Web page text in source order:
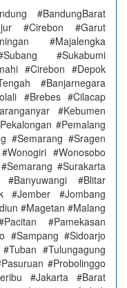
#BandungBarat
#Cirebon #Garut
#Majalengka
#Sukabumi
#Cirebon #Depok
#Banjarnegara
#Brebes #Cilacap
#Kebumen
#Pemalang
#Semarang #Sragen
#Wonosobo
#Surakarta
#Blitar
#Jember #Jombang
#Magetan #Malang
#Pamekasan
#Sampang #Sidoarjo
#Tulungagung
#Probolinggo
#Jakarta #Barat